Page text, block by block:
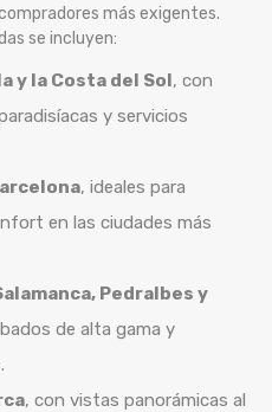
más exigentes.
se incluyen:
y la Costa del Sol, con
y servicios
, ideales para
en las ciudades más
Pedralbes y
de alta gama y
, con vistas panorámicas al